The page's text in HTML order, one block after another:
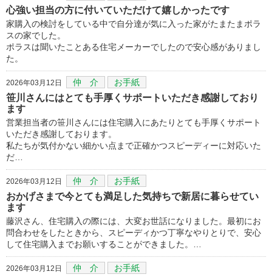
心強い担当の方に付いていただけて嬉しかったです
家購入の検討をしている中で自分達が気に入った家がたまたまポラ
スの家でした。
ポラスは聞いたことある住宅メーカーでしたので安心感がありまし
た。
2026年03月12日 仲 介 お手紙
笹川さんにはとても手厚くサポートいただき感謝しており
ます
営業担当者の笹川さんには住宅購入にあたりとても手厚くサポート
いただき感謝しております。
私たちが気付かない細かい点まで正確かつスピーディーに対応いた
だ…
2026年03月12日 仲 介 お手紙
おかげさまで今とても満足した気持ちで新居に暮らせてい
ます
藤沢さん、住宅購入の際には、大変お世話になりました。最初にお
問合わせをしたときから、スピーディかつ丁寧なやりとりで、安心
して住宅購入までお願いすることができました。…
2026年03月12日 仲 介 お手紙